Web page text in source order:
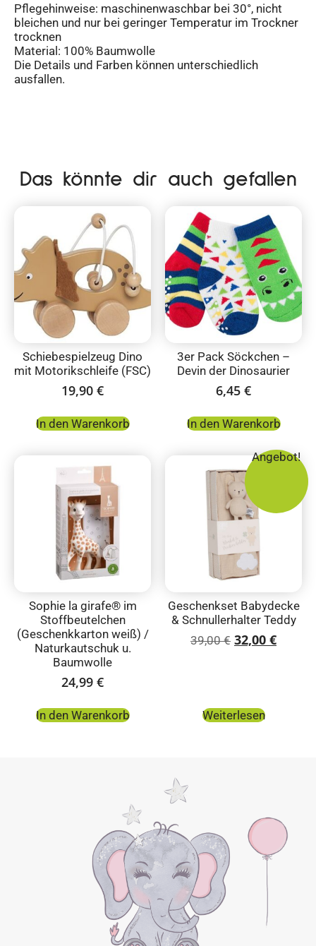
Pflegehinweise: maschinenwaschbar bei 30°, nicht
bleichen und nur bei geringer Temperatur im Trockner
trocknen
Material: 100% Baumwolle
Die Details und Farben können unterschiedlich
ausfallen.
Das könnte dir auch gefallen
Schiebespielzeug Dino
mit Motorikschleife (FSC)
19,90 €
In den Warenkorb
3er Pack Söckchen –
Devin der Dinosaurier
6,45 €
In den Warenkorb
Sophie la girafe® im
Stoffbeutelchen
(Geschenkkarton weiß) /
Naturkautschuk u.
Baumwolle
24,99 €
In den Warenkorb
Angebot!
Geschenkset Babydecke
& Schnullerhalter Teddy
39,00€ 32,00 €
Weiterlesen